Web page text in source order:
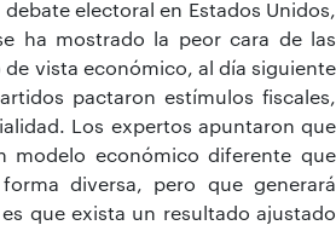
electoral en Estados Unidos,
ha mostrado la peor cara de las
de vista económico, al día siguiente
pactaron estímulos fiscales,
Los expertos apuntaron que
modelo económico diferente que
diversa, pero que generará
que exista un resultado ajustado